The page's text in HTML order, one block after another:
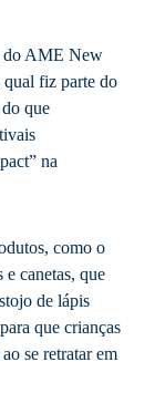
do AME New
fiz parte do
que
na
como o
e canetas, que
de lápis
que crianças
se retratar em